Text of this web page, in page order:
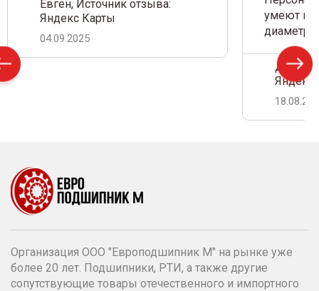
Евген, Источник отзыва:
Яндекс Карты
04.09.2025
умеют на
диаметр.
Дамир
Яндекс
Организация ООО "Европодшипник М" на рынке уже
более 20 лет. Подшипники, РТИ, а также другие
сопутствующие товары отечественного и импортного